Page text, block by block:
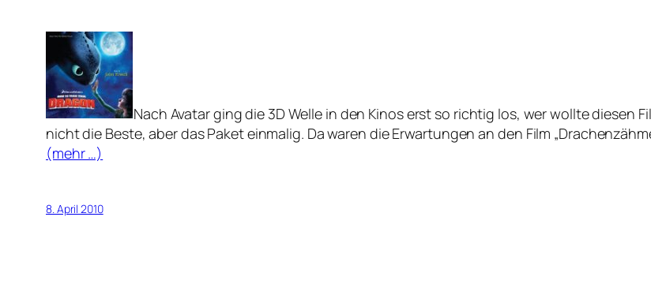
Nach Avatar ging die 3D Welle in den Kinos erst so richtig los, wer wollte diesen
nicht die Beste, aber das Paket einmalig. Da waren die Erwartungen an den Film
(mehr …)
8. April 2010